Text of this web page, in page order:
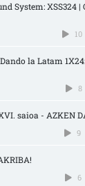
System: XSS324 |
10
la Latam
8
saioa - AZKEN
9
6